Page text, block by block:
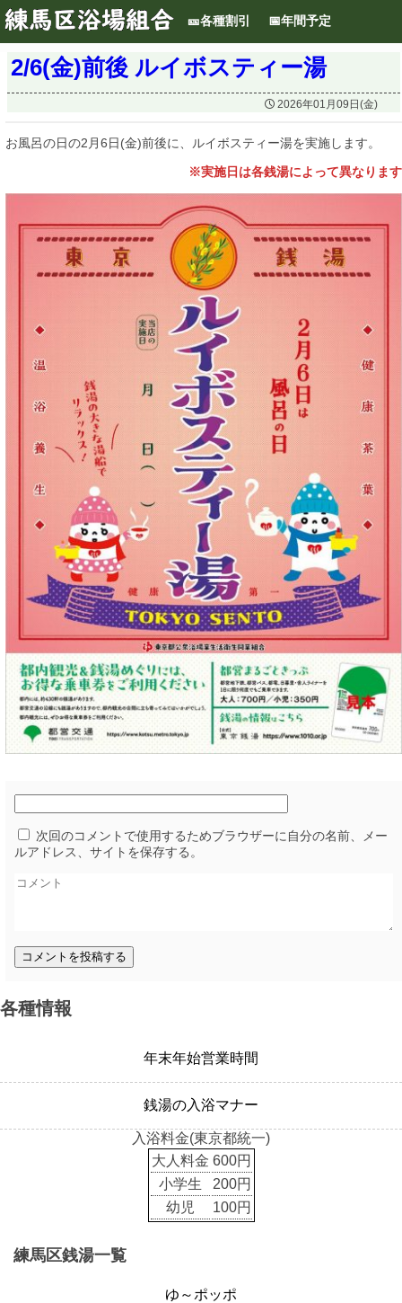
🎫各種割引 📅年間予定
2/6(金)前後 ルイボスティー湯
 2026年01月09日(金)
お風呂の日の2月6日(金)前後に、ルイボスティー湯を実施します。
※実施日は各銭湯によって異なります
次回のコメントで使用するためブラウザーに自分の名前、メー
ルアドレス、サイトを保存する。
各種情報
年末年始営業時間
銭湯の入浴マナー
入浴料金(東京都統一)
大人料金 600円
小学生
200円
幼児
100円
練馬区銭湯一覧
ゆ～ポッポ